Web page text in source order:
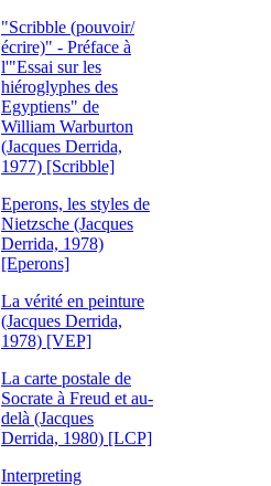
"Scribble (pouvoir/
écrire)" - Préface à
l'"Essai sur les
hiéroglyphes des
Egyptiens" de
William Warburton
(Jacques Derrida,
1977) [Scribble]
Eperons, les styles de
Nietzsche (Jacques
Derrida, 1978)
[Eperons]
La vérité en peinture
(Jacques Derrida,
1978) [VEP]
La carte postale de
Socrate à Freud et au-
delà (Jacques
Derrida, 1980) [LCP]
Interpreting